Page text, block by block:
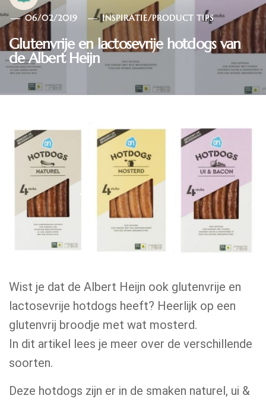
06/02/2019 INSPIRATIE/PRODUCT TIPS
Glutenvrije en lactosevrije hotdogs van
de Albert Heijn
Wist je dat de Albert Heijn ook glutenvrije en
lactosevrije hotdogs heeft? Heerlijk op een
glutenvrij broodje met wat mosterd.
In dit artikel lees je meer over de verschillende
soorten.
Deze hotdogs zijn er in de smaken naturel, ui &